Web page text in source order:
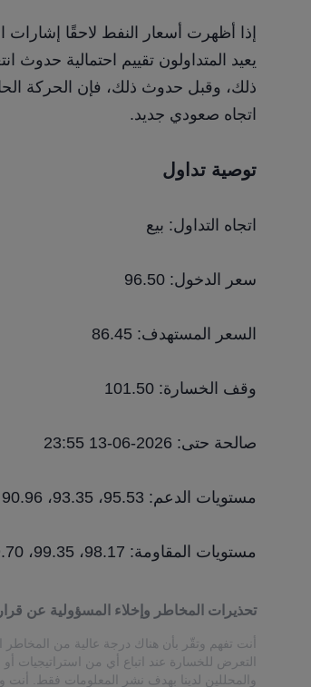
اتجاه صعودي جديد.
توصية تداول
اتجاه التداول: بيع
سعر الدخول: 96.50
السعر المستهدف: 86.45
وقف الخسارة: 101.50
صالحة حتى: 2026-06-13 23:55
مستويات الدعم: 95.53، 93.35، 90.96
مستويات المقاومة: 98.17، 99.35، 99.70
تحذيرات المخاطر وإخلاء المسؤولية عن
أنت تفهم وتقّر بأن هناك درجة عالية من المخاطر
التعرض للخسارة عند اتباع أي من استراتيجيات
والمحللين لدينا بهدف نشر المعلومات فقط.